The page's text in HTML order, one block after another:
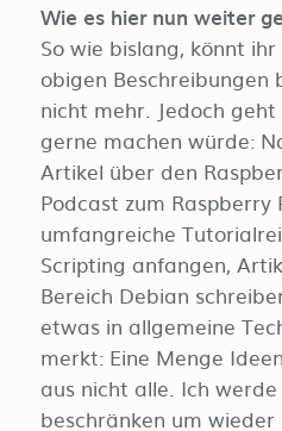
Wie es hier nun weiter
So wie bislang, könnt
obigen Beschreibungen
nicht mehr. Jedoch
gerne machen würde:
Artikel über den
Podcast zum Raspberry
umfangreiche
Scripting anfangen,
Bereich Debian
etwas in allgemeine
merkt: Eine Menge
aus nicht alle. Ich
beschränken um